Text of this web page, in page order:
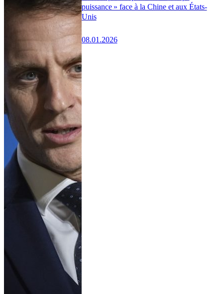
puissance » face à la Chine et aux États-
Unis
08.01.2026